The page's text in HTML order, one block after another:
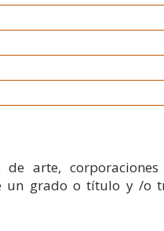
de arte,
un grado o título y /o